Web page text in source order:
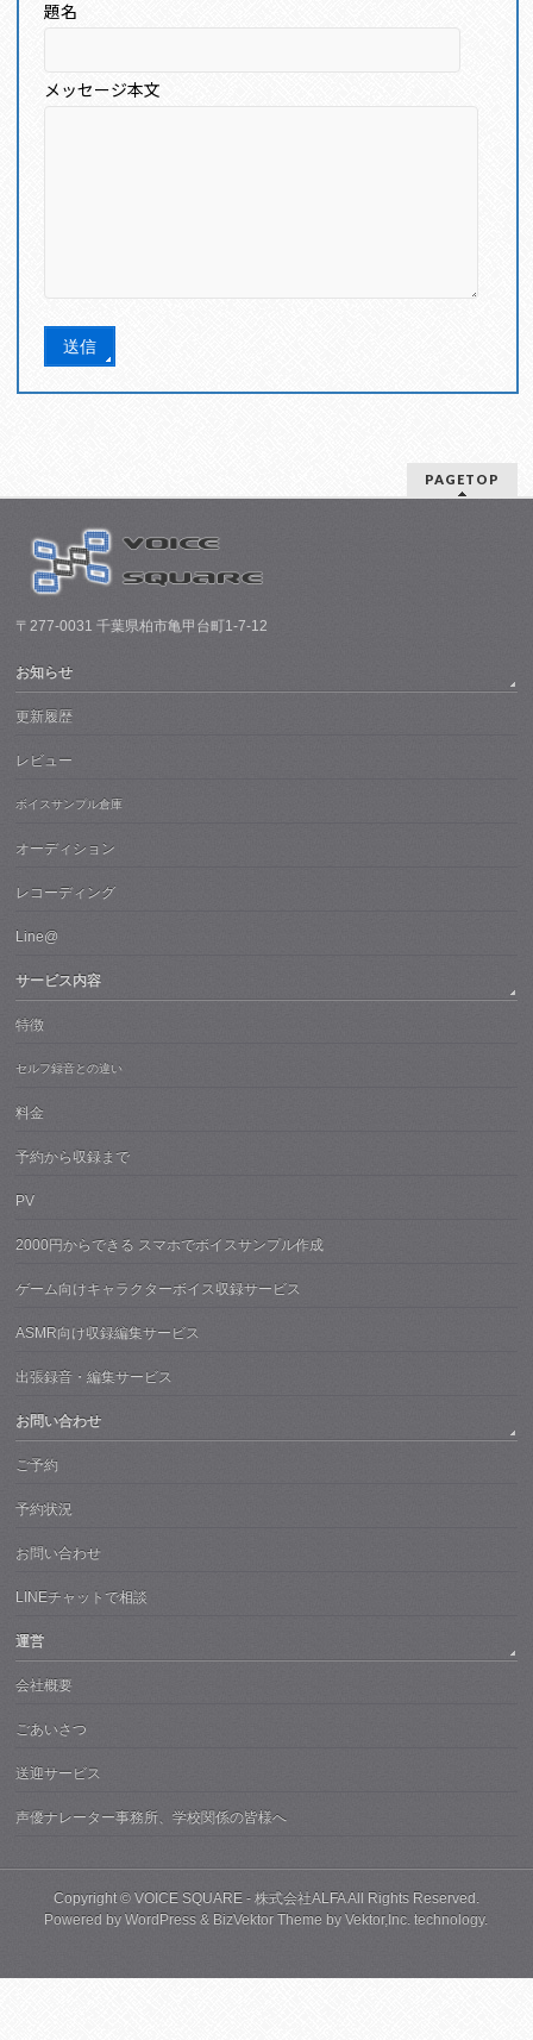
題名
メッセージ本文
PAGETOP
〒277-0031 千葉県柏市亀甲台町1-7-12
お知らせ
更新履歴
レビュー
ボイスサンプル倉庫
オーディション
レコーディング
Line@
サービス内容
特徴
セルフ録音との違い
料金
予約から収録まで
PV
2000円からできる スマホでボイスサンプル作成
ゲーム向けキャラクターボイス収録サービス
ASMR向け収録編集サービス
出張録音・編集サービス
お問い合わせ
ご予約
予約状況
お問い合わせ
LINEチャットで相談
運営
会社概要
ごあいさつ
送迎サービス
声優ナレーター事務所、学校関係の皆様へ
Copyright © VOICE SQUARE - 株式会社ALFAAll Rights Reserved.
Powered byWordPress & BizVektor Theme byVektor,Inc. technology.